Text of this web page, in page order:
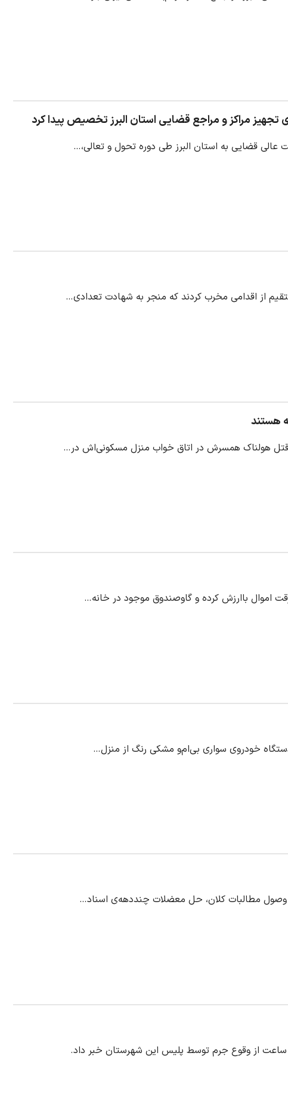
قضایی به استان البرز طی دوره تحول و تعالی،…
از اقدامی مخرب کردند که منجر به شهادت تعدادی…
اموال باارزش کرده و گاوصندوق موجود در خانه…
دستگاه خودروی سواری بی‌ام‌و مشکی رنگ از منزل…
وصول مطالبات کلان، حل معضلات چنددهه‌ی اسناد…